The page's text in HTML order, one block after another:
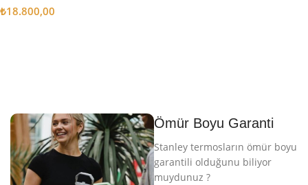
₺18.800,00
Ömür Boyu Garanti
Stanley termosların ömür boyu
garantili olduğunu biliyor
muydunuz ?